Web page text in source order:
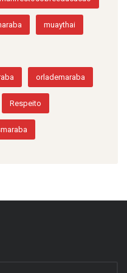
muaythai
orlademaraba
Respeito